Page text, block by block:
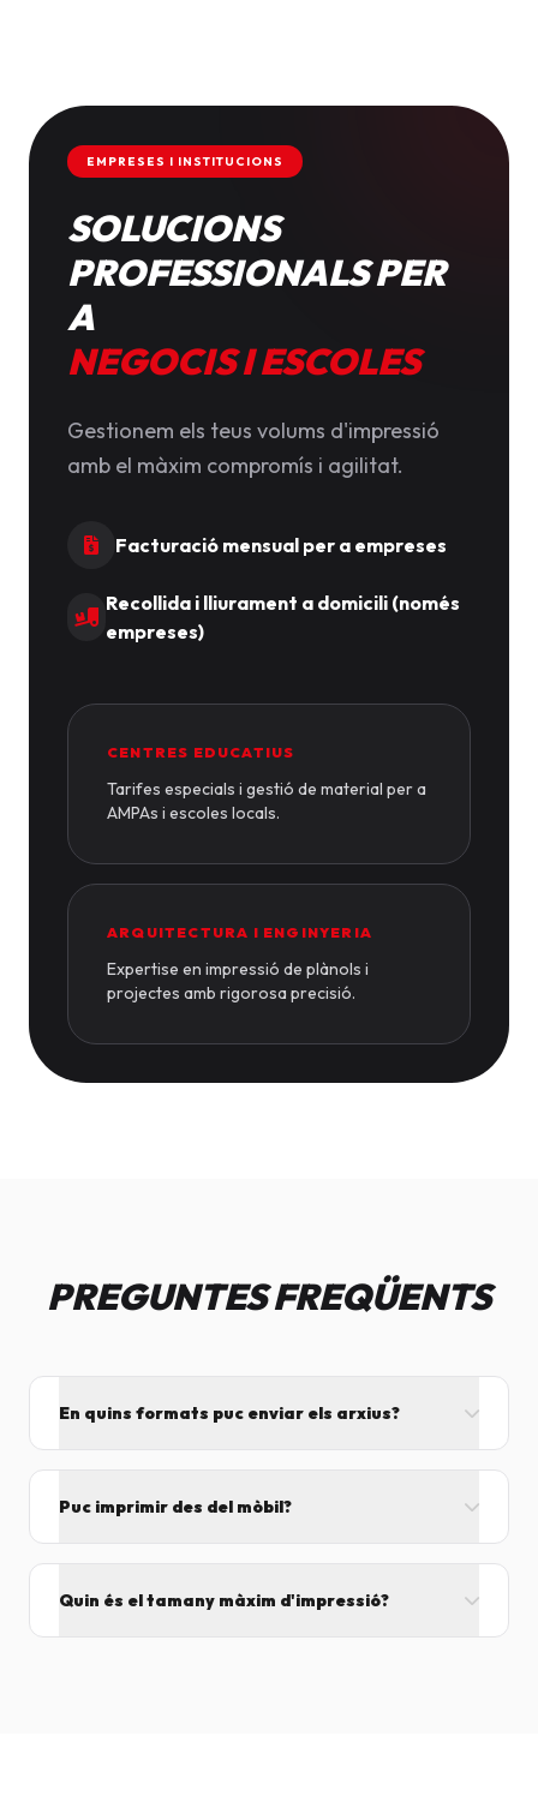
EMPRESES I INSTITUCIONS
SOLUCIONS
PROFESSIONALS PER
A
NEGOCIS I ESCOLES
Gestionem els teus volums d'impressió
amb el màxim compromís i agilitat.
Facturació mensual per a empreses
Recollida i lliurament a domicili (només
empreses)
CENTRES EDUCATIUS
Tarifes especials i gestió de material per a
AMPAs i escoles locals.
ARQUITECTURA I ENGINYERIA
Expertise en impressió de plànols i
projectes amb rigorosa precisió.
PREGUNTES FREQÜENTS
En quins formats puc enviar els arxius?
Word i Excel.
Puc imprimir des del mòbil?
Quin és el tamany màxim d'impressió?